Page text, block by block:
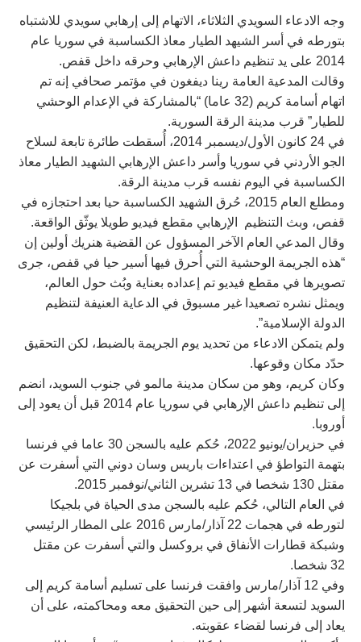
وجه الادعاء السويدي الثلاثاء، الاتهام إلى إرهابي سويدي للاشتباه
بتورطه في أسر الشيهد الطيار معاذ الكساسبة في سوريا عام
2014 على يد تنظيم داعش الإرهابي وحرقه داخل قفص.
وقالت المدعية العامة رينا ديفغون في مؤتمر صحافي إنه تم
اتهام أسامة كريم (32 عاما) “بالمشاركة في الإعدام الوحشي
للطيار” قرب مدينة الرقة السورية.
في 24 كانون الأول/ديسمبر 2014، أُسقطت طائرة تابعة لسلاح
الجو الأردني في سوريا وأسر داعش الإرهابي الشهيد الطيار معاذ
الكساسبة في اليوم نفسه قرب مدينة الرقة.
ومطلع العام 2015، حُرق الشهيد الكساسبة حيا بعد احتجازه في
قفص، وبث التنظيم الإرهابي مقطع فيديو طويلا يوثّق الواقعة.
وقال المدعي العام الآخر المسؤول عن القضية هنريك أولين إن
“هذه الجريمة الوحشية التي أُحرق فيها أسير حيا في قفص، جرى
تصويرها في مقطع فيديو تم إعداده بعناية وبُث حول العالم،
ويمثل نشره تصعيدا غير مسبوق في الدعاية العنيفة لتنظيم
الدولة الإسلامية”.
ولم يتمكن الادعاء من تحديد يوم الجريمة بالضبط، لكن التحقيق
حدّد مكان وقوعها.
وكان كريم، وهو من سكان مدينة مالمو في جنوب السويد، انضم
إلى تنظيم داعش الإرهابي في سوريا عام 2014 قبل أن يعود إلى
أوروبا.
في حزيران/يونيو 2022، حُكم عليه بالسجن 30 عاما في فرنسا
بتهمة التواطؤ في اعتداءات باريس وسان دوني التي أسفرت عن
مقتل 130 شخصا في 13 تشرين الثاني/نوفمبر 2015.
في العام التالي، حُكم عليه بالسجن مدى الحياة في بلجيكا
لتورطه في هجمات 22 آذار/مارس 2016 على المطار الرئيسي
وشبكة قطارات الأنفاق في بروكسل والتي أسفرت عن مقتل
32 شخصا.
وفي 12 آذار/مارس وافقت فرنسا على تسليم أسامة كريم إلى
السويد لتسعة أشهر إلى حين التحقيق معه ومحاكمته، على أن
يعاد إلى فرنسا لقضاء عقوبته.